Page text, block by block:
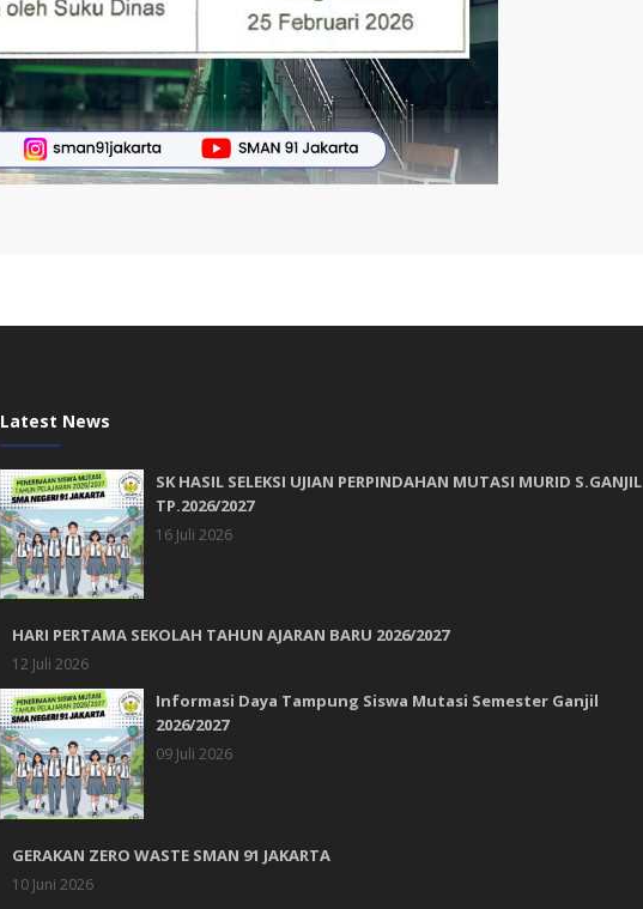
Latest News
SK HASIL SELEKSI UJIAN PERPINDAHAN MUTASI MURID S.GANJIL
TP.2026/2027
16 Juli 2026
HARI PERTAMA SEKOLAH TAHUN AJARAN BARU 2026/2027
12 Juli 2026
Informasi Daya Tampung Siswa Mutasi Semester Ganjil
2026/2027
09 Juli 2026
GERAKAN ZERO WASTE SMAN 91 JAKARTA
10 Juni 2026